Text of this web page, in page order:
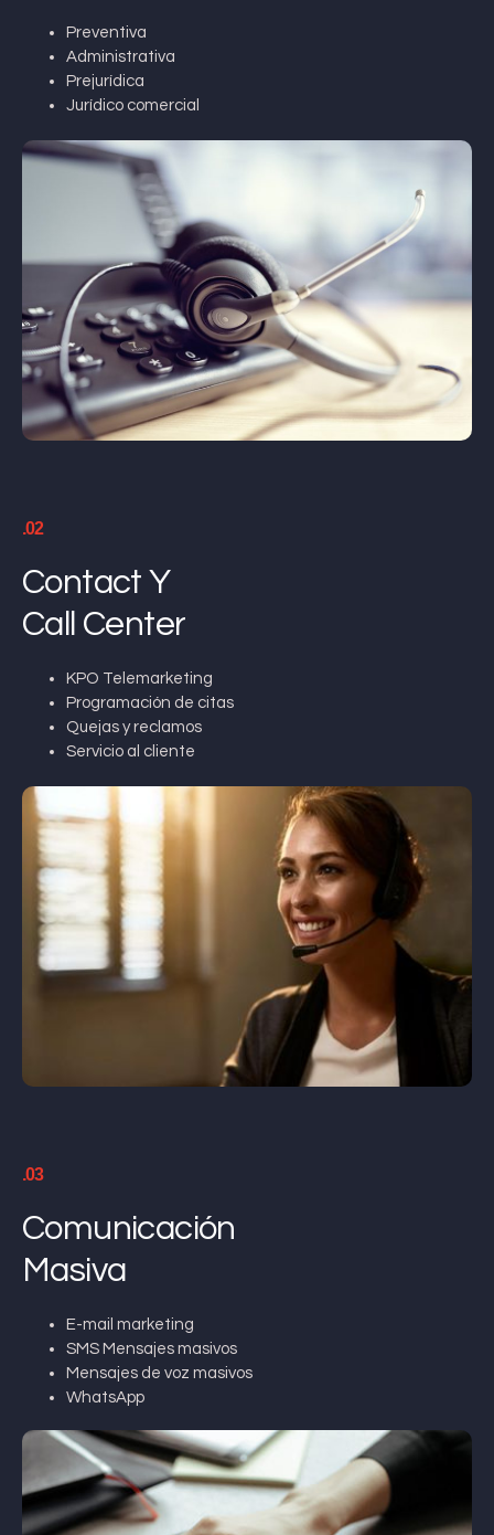
Preventiva
Administrativa
Prejurídica
Jurídico comercial
.02
Contact Y
Call Center
KPO Telemarketing
Programación de citas
Quejas y reclamos
Servicio al cliente
.03
Comunicación
Masiva
E-mail marketing
SMS Mensajes masivos
Mensajes de voz masivos
WhatsApp